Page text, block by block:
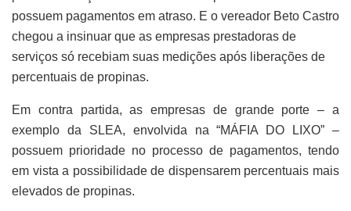
possuem pagamentos em atraso. E o vereador Beto Castro
chegou a insinuar que as empresas prestadoras de
serviços só recebiam suas medições após liberações de
percentuais de propinas.
Em contra partida, as empresas de grande porte – a
exemplo da SLEA, envolvida na “MÁFIA DO LIXO” –
possuem prioridade no processo de pagamentos, tendo
em vista a possibilidade de dispensarem percentuais mais
elevados de propinas.